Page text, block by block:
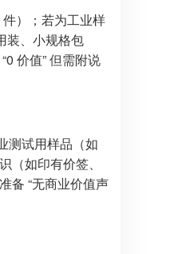
件）；若为工业样
装、小规格包
价值” 但需附说
测试用样品（如
如印有价签、
备 “无商业价值声